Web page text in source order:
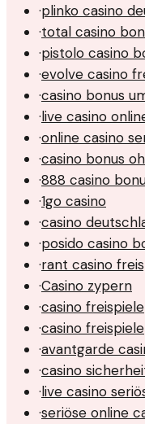
·plinko casino
·total casino
·pistolo casino
·evolve casino
·casino bonus
·live casino
·online casino
·casino bonus
·888 casino
·1go casino
·casino
·posido casino
·rant casino
·Casino zypern
·casino freispiele
·casino freispiele
·avantgarde
·casino
·live casino
·seriöse online